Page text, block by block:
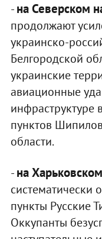
-на Северском
продолжают
украинско-
Белгородской
украинские
авиационные
инфраструктуре
пунктов
области.
-на
систематически
пункты Русские
Оккупанты